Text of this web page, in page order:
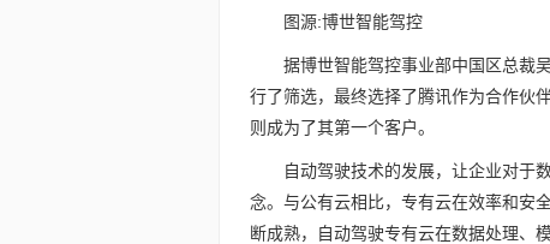
图源:博世智能驾控
据博世智能驾控事业部中国区总裁
行了筛选，最终选择了腾讯作为合作伙
则成为了其第一个客户。
自动驾驶技术的发展，让企业对于
念。与公有云相比，专有云在效率和安
断成熟，自动驾驶专有云在数据处理、